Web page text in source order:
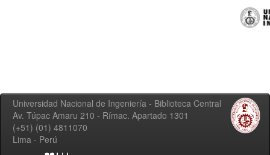
Universidad Nacional de Ingeniería - Biblioteca Central
Av. Túpac Amaru 210 - Rímac. Apartado 1301
(+51) (01) 4811070
Lima - Perú